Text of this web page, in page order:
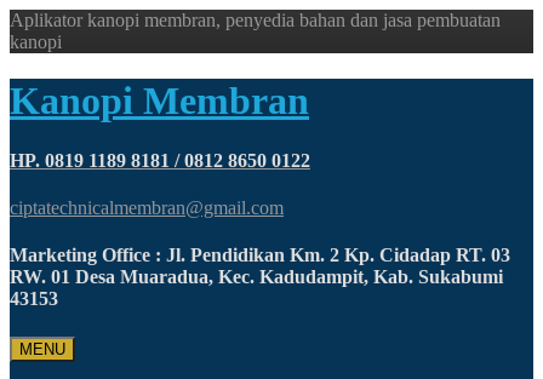
Aplikator kanopi membran, penyedia bahan dan jasa pembuatan
kanopi
Kanopi Membran
HP. 0819 1189 8181 / 0812 8650 0122
ciptatechnicalmembran@gmail.com
Marketing Office : Jl. Pendidikan Km. 2 Kp. Cidadap RT. 03
RW. 01 Desa Muaradua, Kec. Kadudampit, Kab. Sukabumi
43153
MENU